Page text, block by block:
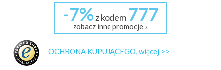
-7% z kodem 777
zobacz inne promocje »
OCHRONA KUPUJĄCEGO, więcej >>